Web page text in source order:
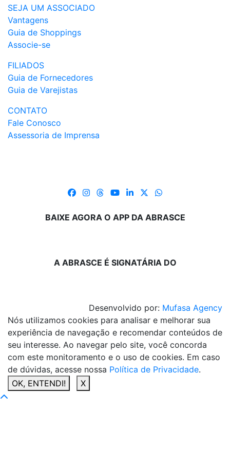
SEJA UM ASSOCIADO
Vantagens
Guia de Shoppings
Associe-se
FILIADOS
Guia de Fornecedores
Guia de Varejistas
CONTATO
Fale Conosco
Assessoria de Imprensa
BAIXE AGORA O APP DA ABRASCE
A ABRASCE É SIGNATÁRIA DO
Desenvolvido por: Mufasa Agency
Nós utilizamos cookies para analisar e melhorar sua
experiência de navegação e recomendar conteúdos de
seu interesse. Ao navegar pelo site, você concorda
com este monitoramento e o uso de cookies. Em caso
de dúvidas, acesse nossa Política de Privacidade.
OK, ENTENDI!
X